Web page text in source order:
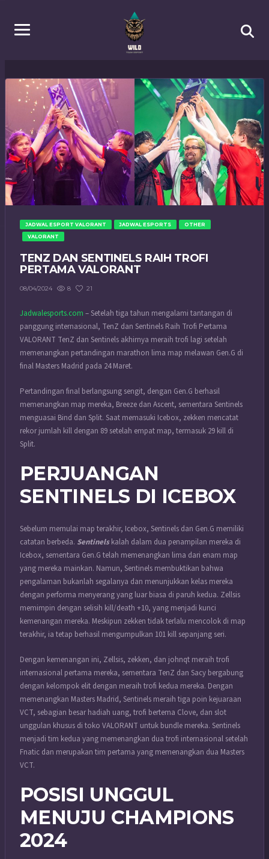
JADWAL ESPORT VALORANT JADWAL ESPORTS
OTHER
VALORANT
TENZ DAN SENTINELS RAIH TROFI
PERTAMA VALORANT
08/04/2024 8 21
Jadwalesports.com – Setelah tiga tahun mengalami tantangan di
panggung internasional, TenZ dan Sentinels Raih Trofi Pertama
VALORANT TenZ dan Sentinels akhirnya meraih trofi lagi setelah
memenangkan pertandingan marathon lima map melawan Gen.G di
final Masters Madrid pada 24 Maret.
Pertandingan final berlangsung sengit, dengan Gen.G berhasil
memenangkan map mereka, Breeze dan Ascent, sementara Sentinels
menguasai Bind dan Split. Saat memasuki Icebox, zekken mencatat
rekor jumlah kill dengan 89 setelah empat map, termasuk 29 kill di
Split.
PERJUANGAN
SENTINELS DI ICEBOX
Sebelum memulai map terakhir, Icebox, Sentinels dan Gen.G memiliki
catatan berbeda. Sentinelskalah dalam dua penampilan mereka di
Icebox, sementara Gen.G telah memenangkan lima dari enam map
yang mereka mainkan. Namun, Sentinels membuktikan bahwa
pengalaman bukanlah segalanya dan menunjukkan kelas mereka
dengan performa menyerang yang luar biasa di paruh kedua. Zellsis
memimpin dengan selisih kill/death +10, yang menjadi kunci
kemenangan mereka. Meskipun zekken tidak terlalu mencolok di map
terakhir, ia tetap berhasil mengumpulkan 101 kill sepanjang seri.
Dengan kemenangan ini, Zellsis, zekken, dan johnqt meraih trofi
internasional pertama mereka, sementara TenZ dan Sacy bergabung
dengan kelompok elit dengan meraih trofi kedua mereka. Dengan
memenangkan Masters Madrid, Sentinels meraih tiga poin kejuaraan
VCT, sebagian besar hadiah uang, trofi bertema Clove, dan slot
unggulan khusus di toko VALORANT untuk bundle mereka. Sentinels
menjadi tim kedua yang memenangkan dua trofi internasional setelah
Fnatic dan merupakan tim pertama yang memenangkan dua Masters
VCT.
POSISI UNGGUL
MENUJU CHAMPIONS
2024